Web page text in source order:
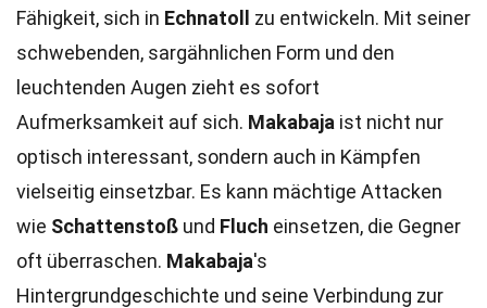
Fähigkeit, sich in Echnatoll
zu entwickeln. Mit seiner
schwebenden, sargähnlichen Form und den
leuchtenden Augen zieht es sofort
Aufmerksamkeit auf sich. Makabaja ist nicht nur
optisch interessant, sondern auch in Kämpfen
vielseitig einsetzbar. Es kann mächtige Attacken
wie Schattenstoß und Fluch einsetzen, die Gegner
oft überraschen. Makabaja's
Hintergrundgeschichte und seine Verbindung zur